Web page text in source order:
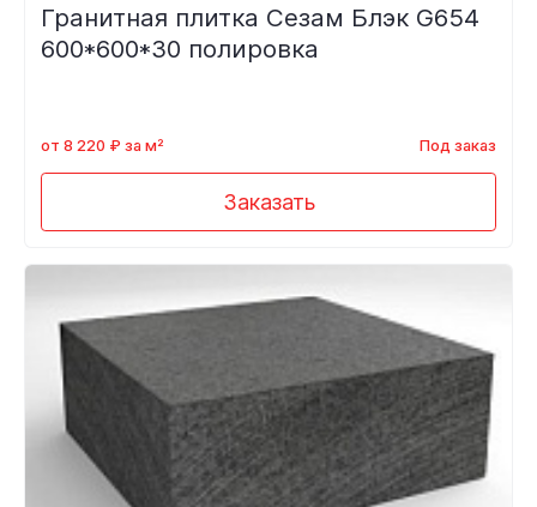
Гранитная плитка Сезам Блэк G654
600*600*30 полировка
от 8 220 ₽ за м² Под заказ
Заказать